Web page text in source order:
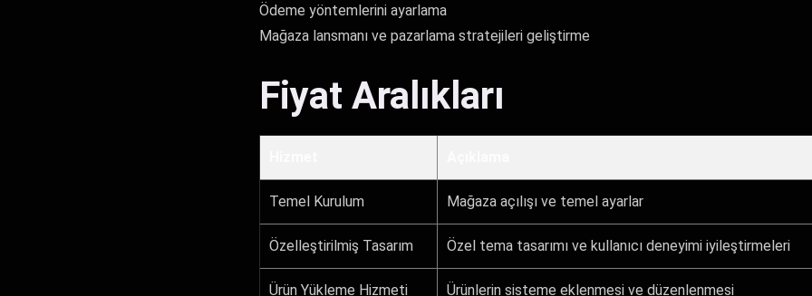
Ödeme yöntemlerini ayarlama
Mağaza lansmanı ve pazarlama stratejileri geliştirme
Fiyat Aralıkları
Temel Kurulum Mağaza açılışı ve temel ayarlar
Özelleştirilmiş Tasarım Özel tema tasarımı ve kullanıcı deneyimi iyileştirmeleri
Ürün Yükleme Hizmeti Ürünlerin sisteme eklenmesi ve düzenlenmesi